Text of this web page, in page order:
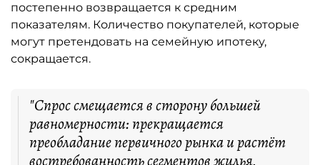
постепенно возвращается к средним
показателям. Количество покупателей, которые
могут претендовать на семейную ипотеку,
сокращается.
"Спрос смещается в сторону большей
равномерности: прекращается
преобладание первичного рынка и растёт
востребованность сегментов жилья,